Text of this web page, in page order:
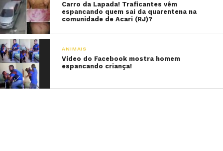
Carro da Lapada! Traficantes vêm
espancando quem sai da quarentena na
comunidade de Acari (RJ)?
ANIMAIS
Vídeo do Facebook mostra homem
espancando criança!